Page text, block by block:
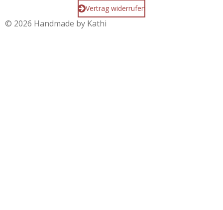
Vertrag widerrufen
© 2026 Handmade by Kathi